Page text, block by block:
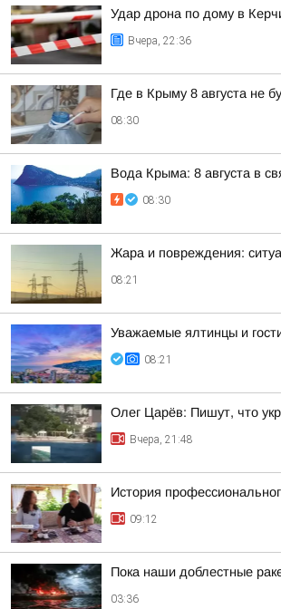
Удар дрона по дому в
Вчера, 22:36
Где в Крыму 8 августа не
08:30
Вода Крыма: 8 августа в
08:30
Жара и повреждения:
08:21
Уважаемые ялтинцы и
08:21
Олег Царёв: Пишут, что
Вчера, 21:48
История
09:12
Пока наши доблестные
03:36